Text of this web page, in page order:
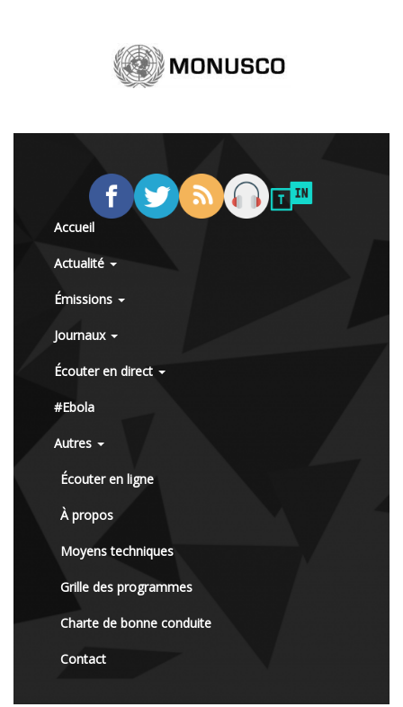
Accueil
Actualité
Émissions
Journaux
Écouter en direct
#Ebola
Autres
Écouter en ligne
À propos
Moyens techniques
Grille des programmes
Charte de bonne conduite
Contact